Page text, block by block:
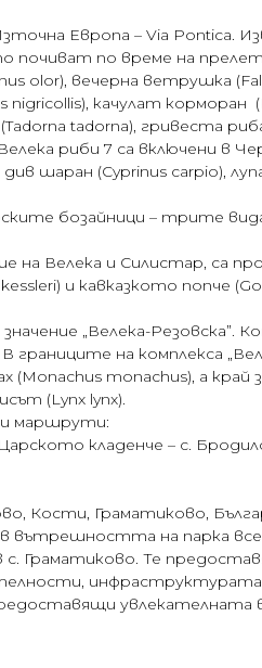
Европа – Via Pontica.
почиват по време на
olor), вечерна ветрушка
качулат корморан
tadorna), гривеста
риби 7 са включени в
шаран (Cyprinus carpio),
бозайници – трите вида
Велека и Силистар, са
и кавказкото попче
„Велека-Резовска”.
на комплекса
monachus), а край
(Lynx lynx).
и маршрути:
кладенче – с.
Кости, Граматиково,
вътрешността на парка
Граматиково. Те
увлекателната